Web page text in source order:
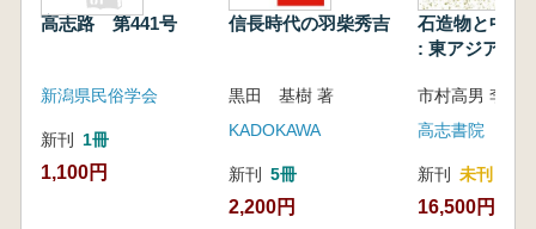
高志路 第441号
新潟県民俗学会
新刊 1冊
1,100円
信長時代の羽柴秀吉
黒田 基樹 著
KADOKAWA
新刊 5冊
2,200円
石造物と中世
: 東アジアと
高志書院
新刊 未刊
16,500円